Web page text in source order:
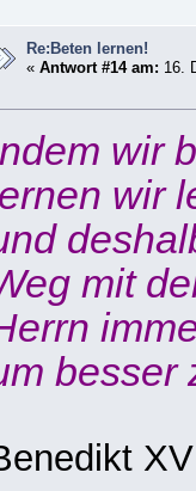
Re:Beten lernen!
«Antwort #14 am: 16.
wir
wir
mit
besser